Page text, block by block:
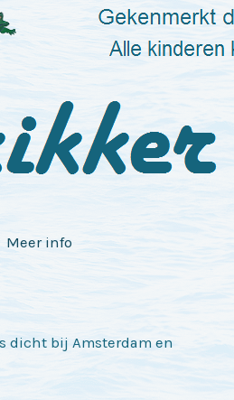
Meer info
dicht bij Amsterdam en